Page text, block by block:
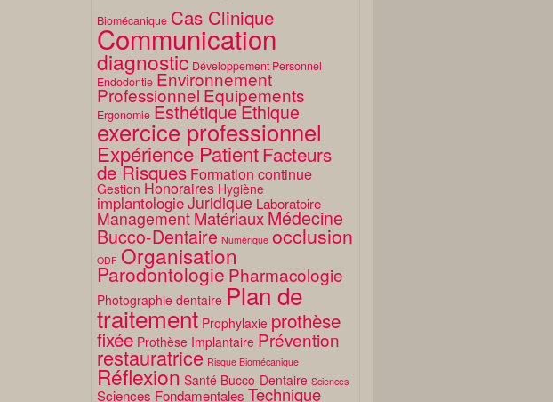
Biomécanique Cas Clinique
Communication
diagnostic Développement Personnel
Endodontie Environnement
Professionnel Equipements
Ergonomie EsthétiqueEthique
exercice professionnel
Expérience PatientFacteurs
de Risques Formation continue
Gestion Honoraires Hygiène
implantologieJuridique Laboratoire
Management Matériaux Médecine
Bucco-Dentaire Numérique occlusion
ODF Organisation
Parodontologie Pharmacologie
Photographie dentaire Plan de
traitement Prophylaxie prothèse
fixée Prothèse Implantaire Prévention
restauratrice Risque Biomécanique
Réflexion Santé Bucco-Dentaire Sciences
Sciences Fondamentales Technique